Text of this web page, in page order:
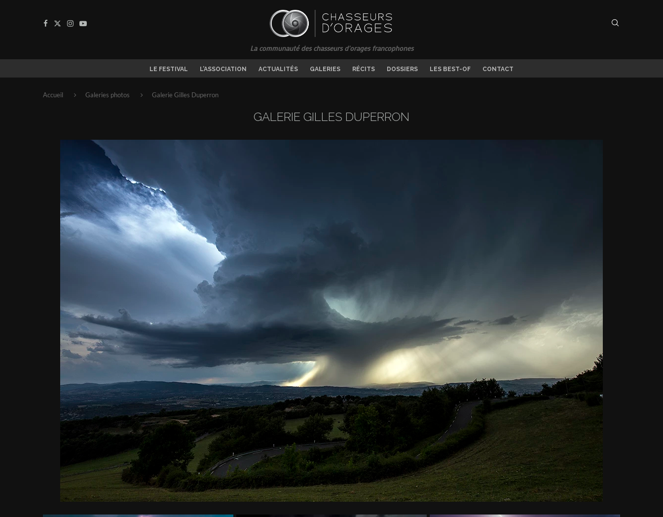
La communauté des chasseurs d'orages francophones
LE FESTIVAL L’ASSOCIATION ACTUALITÉS GALERIES RÉCITS DOSSIERS LES BEST-OF CONTACT
Accueil Galeries photos Galerie Gilles Duperron
GALERIE GILLES DUPERRON